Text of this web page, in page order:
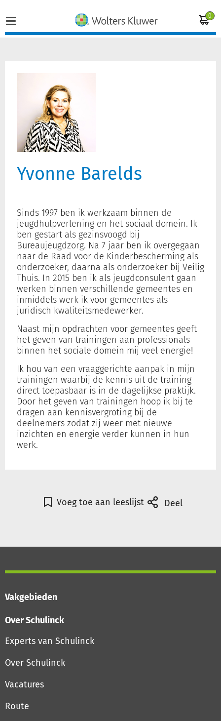
0
Vakgebieden
Actueel
Producten
Opleidingen
Inloggen op de kennisbank
Inloggen
Registreren
Yvonne Barelds
Sinds 1997 ben ik werkzaam binnen de
jeugdhulpverlening en het sociaal domein. Ik
ben gestart als gezinsvoogd bij
Bureaujeugdzorg. Na 7 jaar ben ik overgegaan
naar de Raad voor de Kinderbescherming als
onderzoeker, daarna als onderzoeker bij Veilig
Thuis. In 2015 ben ik als jeugdconsulent gaan
werken binnen verschillende gemeentes en
inmiddels werk ik voor gemeentes als
juridisch kwaliteitsmedewerker.
Naast mijn opdrachten voor gemeentes geeft
het geven van trainingen aan professionals
binnen het sociale domein mij veel energie!
Ik hou van een vraaggerichte aanpak in mijn
trainingen waarbij de kennis uit de training
direct toepasbaar is in de dagelijkse praktijk.
Door het geven van trainingen hoop ik bij te
dragen aan kennisvergroting bij de
deelnemers zodat zij weer met nieuwe
inzichten en energie verder kunnen in hun
werk.
Voeg toe aan leeslijst Deel
Vakgebieden
Over Schulinck
Experts van Schulinck
Over Schulinck
Vacatures
Route